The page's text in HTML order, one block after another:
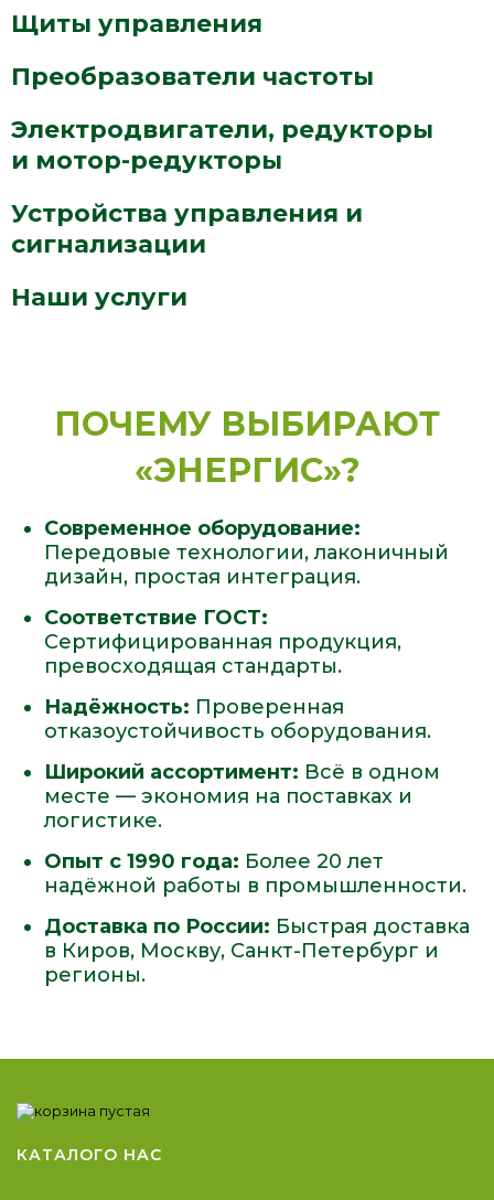
Щиты управления
Преобразователи частоты
Электродвигатели, редукторы
и мотор-редукторы
Устройства управления и
сигнализации
Наши услуги
ПОЧЕМУ ВЫБИРАЮТ
«ЭНЕРГИС»?
Современное оборудование:
Передовые технологии, лаконичный
дизайн, простая интеграция.
Соответствие ГОСТ:
Сертифицированная продукция,
превосходящая стандарты.
Надёжность: Проверенная
отказоустойчивость оборудования.
Широкий ассортимент: Всё в одном
месте — экономия на поставках и
логистике.
Опыт с 1990 года: Более 20 лет
надёжной работы в промышленности.
Доставка по России: Быстрая доставка
в Киров, Москву, Санкт-Петербург и
регионы.
КАТАЛОГО НАС